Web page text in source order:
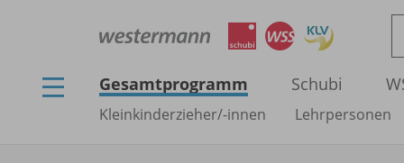
Gesamtprogramm Schubi
Kleinkinderzieher/-innen Lehrpersonen